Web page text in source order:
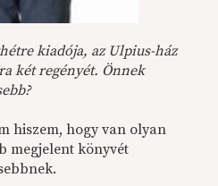
kiadója, az Ulpius-ház
két regényét. Önnek
hiszem, hogy van olyan
megjelent könyvét